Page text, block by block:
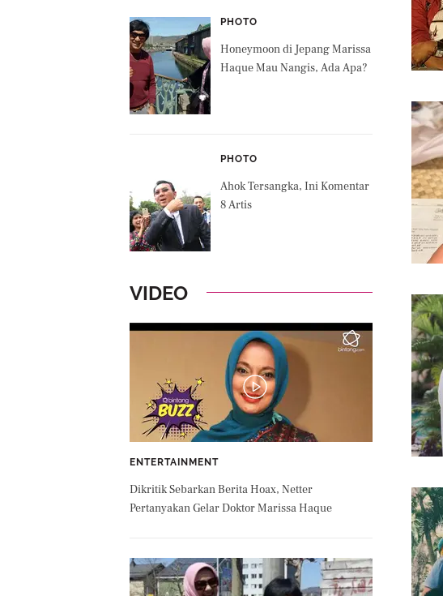
PHOTO
Honeymoon di Jepang Marissa
Haque Mau Nangis, Ada Apa?
PHOTO
Ahok Tersangka, Ini Komentar
8 Artis
VIDEO
ENTERTAINMENT
Dikritik Sebarkan Berita Hoax, Netter
Pertanyakan Gelar Doktor Marissa Haque